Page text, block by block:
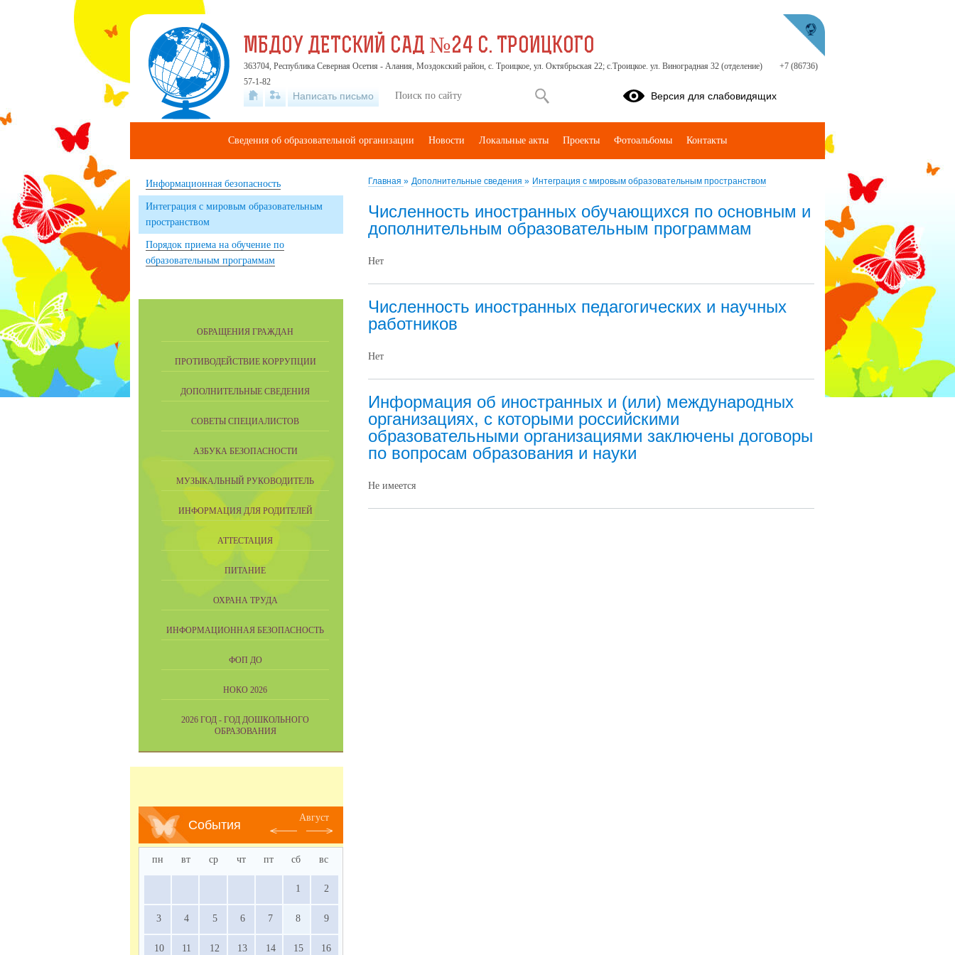
Главная » Дополнительные сведения » Интеграция с мировым образовательным пространством
Численность иностранных обучающихся по основным и
дополнительным образовательным программам
Нет
Численность иностранных педагогических и научных
работников
Нет
Информация об иностранных и (или) международных
организациях, с которыми российскими
образовательными организациями заключены договоры
по вопросам образования и науки
Не имеется
Информационная безопасность
Интеграция с мировым образовательным
пространством
Порядок приема на обучение по
образовательным программам
ОБРАЩЕНИЯ ГРАЖДАН
ПРОТИВОДЕЙСТВИЕ КОРРУПЦИИ
ДОПОЛНИТЕЛЬНЫЕ СВЕДЕНИЯ
СОВЕТЫ СПЕЦИАЛИСТОВ
АЗБУКА БЕЗОПАСНОСТИ
МУЗЫКАЛЬНЫЙ РУКОВОДИТЕЛЬ
ИНФОРМАЦИЯ ДЛЯ РОДИТЕЛЕЙ
АТТЕСТАЦИЯ
ПИТАНИЕ
ОХРАНА ТРУДА
ИНФОРМАЦИОННАЯ БЕЗОПАСНОСТЬ
ФОП ДО
НОКО 2026
2026 ГОД - ГОД ДОШКОЛЬНОГО
ОБРАЗОВАНИЯ
События
Август
пн вт ср чт пт сб вс
1 2
3 4 5 6 7 8 9
10 11 12 13 14 15 16
МБДОУ ДЕТСКИЙ САД №24 С. ТРОИЦКОГО
363704, Республика Северная Осетия - Алания, Моздокский район, с. Троицкое, ул. Октябрьская 22; с.Троицкое. ул. Виноградная 32 (отделение)
+7 (86736)
57-1-82
Написать письмо Версия для слабовидящих
Сведения об образовательной организации Новости Локальные акты Проекты Фотоальбомы Контакты